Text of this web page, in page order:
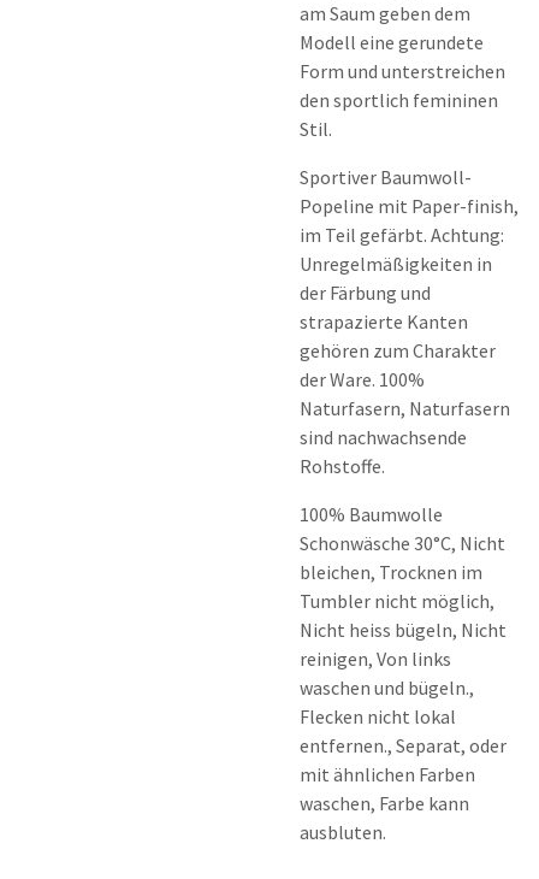
am Saum geben dem
Modell eine gerundete
Form und unterstreichen
den sportlich femininen
Stil.
Sportiver Baumwoll-
Popeline mit Paper-finish,
im Teil gefärbt. Achtung:
Unregelmäßigkeiten in
der Färbung und
strapazierte Kanten
gehören zum Charakter
der Ware. 100%
Naturfasern, Naturfasern
sind nachwachsende
Rohstoffe.
100% Baumwolle
Schonwäsche 30°C, Nicht
bleichen, Trocknen im
Tumbler nicht möglich,
Nicht heiss bügeln, Nicht
reinigen, Von links
waschen und bügeln.,
Flecken nicht lokal
entfernen., Separat, oder
mit ähnlichen Farben
waschen, Farbe kann
ausbluten.